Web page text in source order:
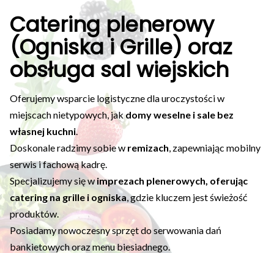
Catering plenerowy
(Ogniska i Grille) oraz
obsługa sal wiejskich
Oferujemy wsparcie logistyczne dla uroczystości w
miejscach nietypowych, jakdomy weselne i sale bez
własnej kuchni.
Doskonale radzimy sobie w remizach , zapewniając mobilny
serwis i fachową kadrę.
Specjalizujemy się wimprezach plenerowych, oferując
catering na grille i ogniska , gdzie kluczem jest świeżość
produktów.
Posiadamy nowoczesny sprzęt do serwowania dań
bankietowych oraz menu biesiadnego.